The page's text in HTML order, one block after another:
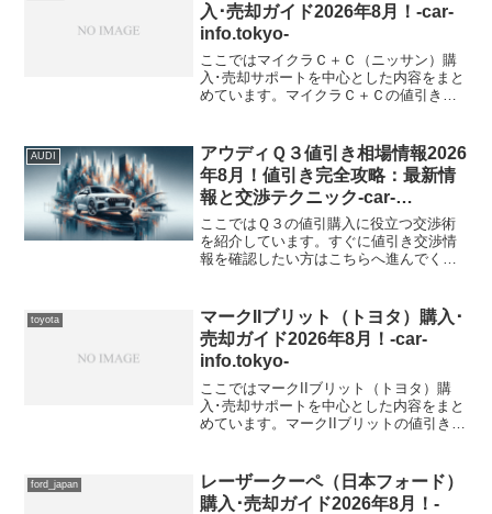
入･売却ガイド2026年8月！-car-
info.tokyo-
ここではマイクラＣ＋Ｃ（ニッサン）購
入･売却サポートを中心とした内容をまと
めています。マイクラＣ＋Ｃの値引き購
AUDI
アウディＱ３値引き相場情報2026
年8月！値引き完全攻略：最新情
報と交渉テクニック-car-
info.tokyo-
ここではＱ３の値引購入に役立つ交渉術
を紹介しています。すぐに値引き交渉情
報を確認したい方はこちらへ進んでくだ
の新車価格＆販売店＆モデルチェンジ概
要アウディ Ｑ３の新...
toyota
マークIIブリット（トヨタ）購入･
売却ガイド2026年8月！-car-
info.tokyo-
ここではマークIIブリット（トヨタ）購
入･売却サポートを中心とした内容をまと
めています。マークIIブリットの値引き購
TA-JZX115W【2006年式...
ford_japan
レーザークーペ（日本フォード）
購入･売却ガイド2026年8月！-